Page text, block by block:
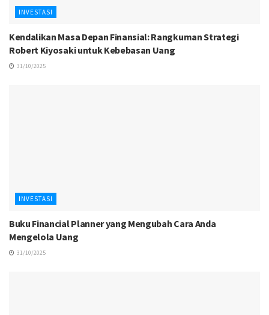
INVESTASI
Kendalikan Masa Depan Finansial: Rangkuman Strategi
Robert Kiyosaki untuk Kebebasan Uang
31/10/2025
INVESTASI
Buku Financial Planner yang Mengubah Cara Anda
Mengelola Uang
31/10/2025